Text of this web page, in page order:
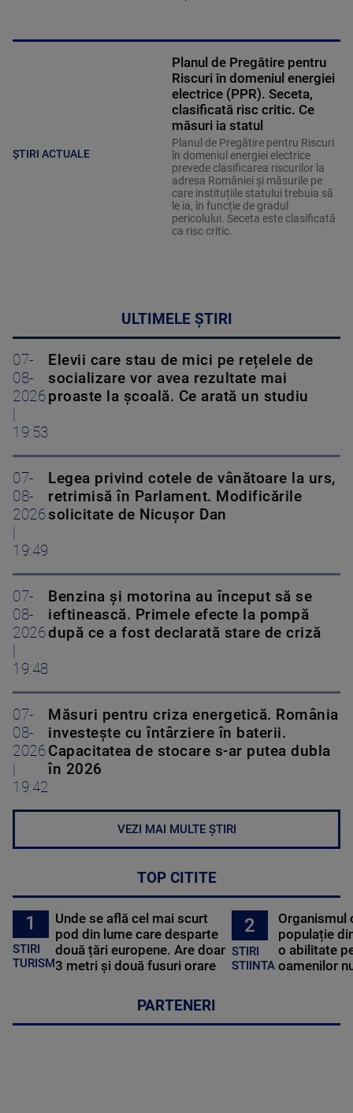
ȘTIRI ACTUALE
Planul de Pregătire pentru
Riscuri în domeniul energiei
electrice (PPR). Seceta,
clasificată risc critic. Ce
măsuri ia statul
Planul de Pregătire pentru Riscuri
în domeniul energiei electrice
prevede clasificarea riscurilor la
adresa României și măsurile pe
care instituțiile statului trebuia să
le ia, în funcție de gradul
pericolului. Seceta este clasificată
ca risc critic.
ULTIMELE ȘTIRI
07-
08-
2026
19:53
Elevii care stau de mici pe rețelele de
socializare vor avea rezultate mai
proaste la școală. Ce arată un studiu
07-
08-
2026
19:49
Legea privind cotele de vânătoare la urs,
retrimisă în Parlament. Modificările
solicitate de Nicușor Dan
07-
08-
2026
19:48
Benzina și motorina au început să se
ieftinească. Primele efecte la pompă
după ce a fost declarată stare de criză
07-
08-
2026
19:42
Măsuri pentru criza energetică. România
investește cu întârziere în baterii.
Capacitatea de stocare s-ar putea dubla
în 2026
VEZI MAI MULTE ȘTIRI
TOP CITITE
1
STIRI
TURISM
Unde se află cel mai scurt
pod din lume care desparte
două țări europene. Are doar
3 metri și două fusuri orare
2
STIRI
STIINTA
Organismul
populație
o abilitate
oamenilor
PARTENERI